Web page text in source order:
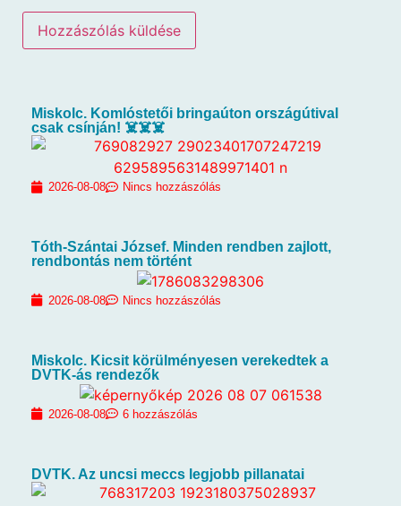
Miskolc. Komlóstetői bringaúton országútival
csak csínján! ☠️☠️☠️
2026-08-08 Nincs hozzászólás
Tóth-Szántai József. Minden rendben zajlott,
rendbontás nem történt
2026-08-08 Nincs hozzászólás
Miskolc. Kicsit körülményesen verekedtek a
DVTK-ás rendezők
2026-08-08 6 hozzászólás
DVTK. Az uncsi meccs legjobb pillanatai